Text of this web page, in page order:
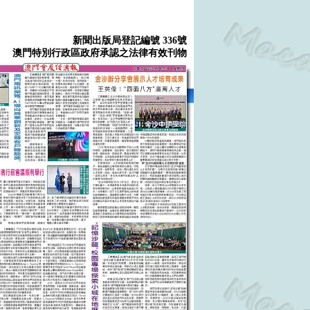
新聞出版局登記編號 336號
澳門特別行政區政府承認之法律有效刊物